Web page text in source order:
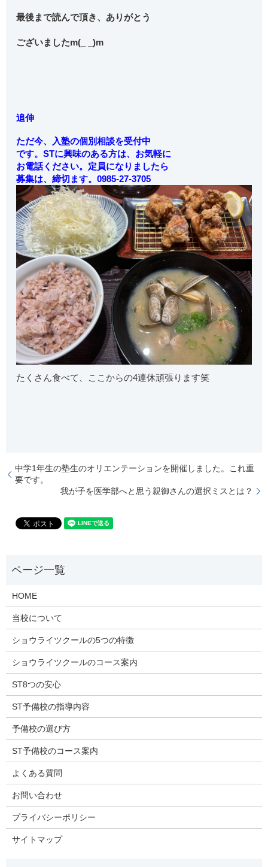
最後まで読んで頂き、ありがとう
ございましたm(_ _)m
追伸
ただ今、入塾の個別相談を受付中
です。STに興味のある方は、お気軽に
お電話ください。定員になりましたら
募集は、締切ます。0985-27-3705
たくさん食べて、ここからの4連休頑張ります笑
中学1年生の塾生のオリエンテーションを開催しました。これ重
要です。
我が子を医学部へと思う親御さんの選択ミスとは？
HOME
当校について
ショウライツクールの5つの特徴
ショウライツクールのコース案内
ST8つの安心
ST予備校の指導内容
予備校の選び方
ST予備校のコース案内
よくある質問
お問い合わせ
プライバシーポリシー
サイトマップ